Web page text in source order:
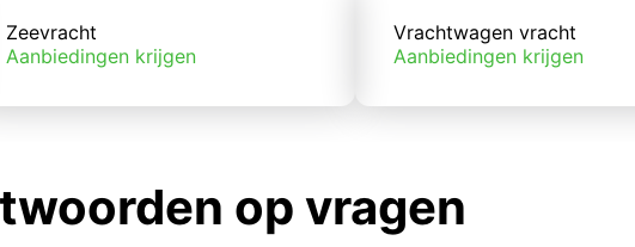
Zeevracht
Aanbiedingen krijgen
Vrachtwagen vracht
Aanbiedingen krijgen
op vragen